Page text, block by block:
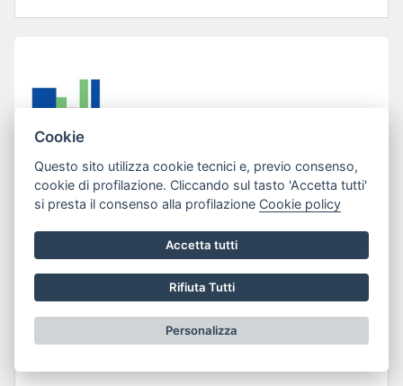
Lun 13 Gen 2025
LINEE GUIDA PER LA MACELLAZIONE
DI SUINI ED OVI-CAPRINI PER USO
Cookie
Questo sito utilizza cookie tecnici e, previo consenso,
cookie di profilazione. Cliccando sul tasto 'Accetta tutti'
si presta il consenso alla profilazione Cookie policy
Accetta tutti
Rifiuta Tutti
Personalizza